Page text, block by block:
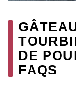
DE
FAQS